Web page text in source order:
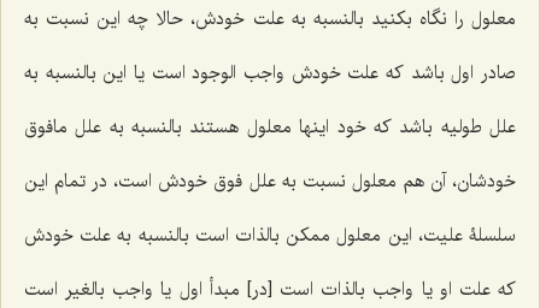
معلول را نگاه بکنید بالنسبه به علت خودش، حالا چه این نسبت به
صادر اول باشد که علت خودش واجب‌‌ الوجود است یا این بالنسبه به
علل طولیه باشد که خود اینها معلول هستند بالنسبه به علل مافوق
خودشان، آن هم معلول نسبت به علل فوق خودش است، در تمام این
سلسلۀ علیت، این معلول ممکن بالذات است بالنسبه به علت خودش
که علت او یا واجب بالذات است [در] مبدأ اول یا واجب بالغیر است